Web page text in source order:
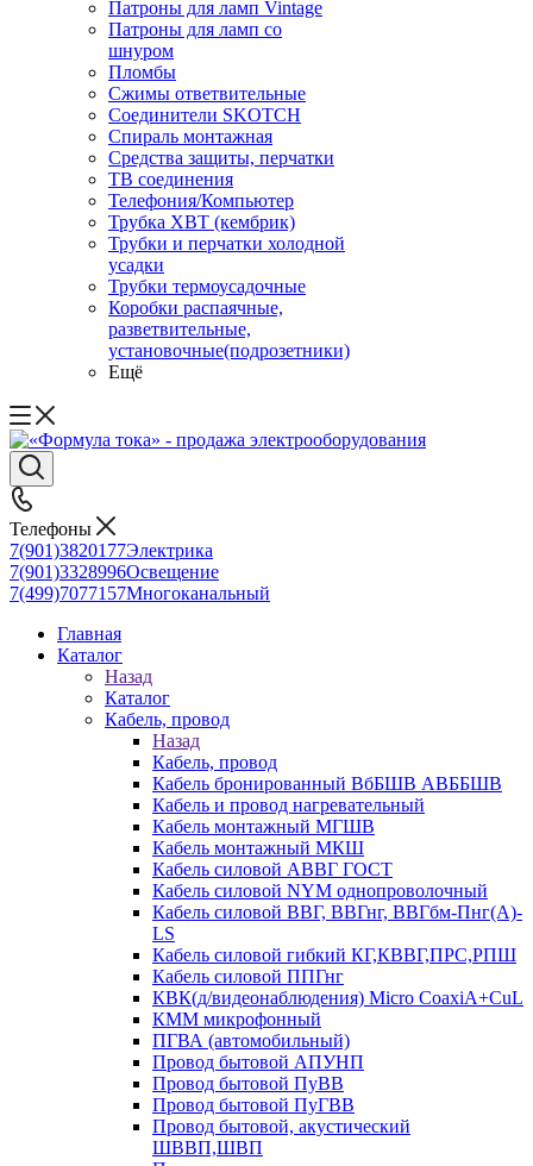
Патроны для ламп Vintage
Патроны для ламп со
шнуром
Пломбы
Сжимы ответвительные
Соединители SKOTCH
Спираль монтажная
Средства защиты, перчатки
ТВ соединения
Телефония/Компьютер
Трубка ХВТ (кембрик)
Трубки и перчатки холодной
усадки
Трубки термоусадочные
Коробки распаячные,
разветвительные,
установочные(подрозетники)
Ещё
Телефоны
7(901)3820177Электрика
7(901)3328996Освещение
7(499)7077157Многоканальный
Главная
Каталог
Назад
Каталог
Кабель, провод
Назад
Кабель, провод
Кабель бронированный ВбБШВ АВББШВ
Кабель и провод нагревательный
Кабель монтажный МГШВ
Кабель монтажный МКШ
Кабель силовой АВВГ ГОСТ
Кабель силовой NYM однопроволочный
Кабель силовой ВВГ, ВВГнг, ВВГбм-Пнг(А)-
LS
Кабель силовой гибкий КГ,КВВГ,ПРС,РПШ
Кабель силовой ППГнг
КВК(д/видеонаблюдения) Micro CoaxiA+CuL
КММ микрофонный
ПГВА (автомобильный)
Провод бытовой АПУНП
Провод бытовой ПуВВ
Провод бытовой ПуГВВ
Провод бытовой, акустический
ШВВП,ШВП